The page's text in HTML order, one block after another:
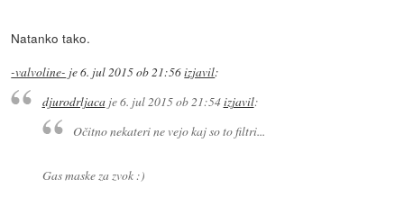
Natanko tako.
-valvoline- je6. jul 2015 ob 21:56izjavil:
djurodrljacaje6. jul 2015 ob 21:54izjavil:
Očitno nekateri ne vejo kaj so to filtri...
Gas maske za zvok :)